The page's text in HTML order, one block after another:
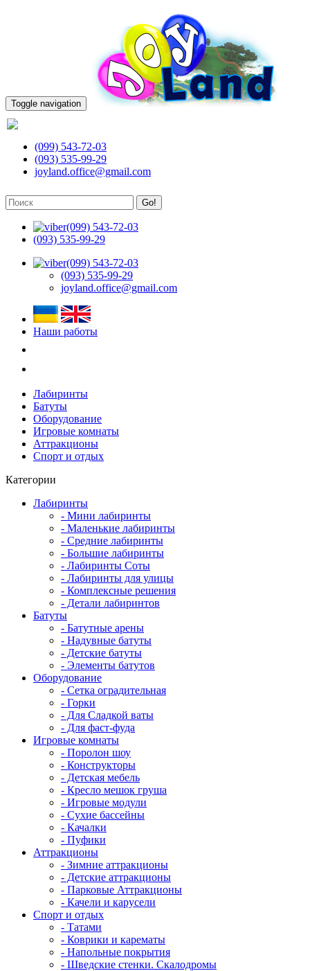
Toggle navigation
(099) 543-72-03
(093) 535-99-29
joyland.office@gmail.com
Go!
(099) 543-72-03
(093) 535-99-29
(099) 543-72-03
(093) 535-99-29
joyland.office@gmail.com
Наши работы
Лабиринты
Батуты
Оборудование
Игровые комнаты
Аттракционы
Спорт и отдых
Категории
Лабиринты
- Мини лабиринты
- Маленькие лабиринты
- Средние лабиринты
- Большие лабиринты
- Лабиринты Соты
- Лабиринты для улицы
- Комплексные решения
- Детали лабиринтов
Батуты
- Батутные арены
- Надувные батуты
- Детские батуты
- Элементы батутов
Оборудование
- Сетка оградительная
- Горки
- Для Сладкой ваты
- Для фаст-фуда
Игровые комнаты
- Поролон шоу
- Конструкторы
- Детская мебель
- Кресло мешок груша
- Игровые модули
- Сухие бассейны
- Качалки
- Пуфики
Аттракционы
- Зимние аттракционы
- Детские аттракционы
- Парковые Аттракционы
- Качели и карусели
Спорт и отдых
- Татами
- Коврики и карематы
- Напольные покрытия
- Шведские стенки. Скалодромы